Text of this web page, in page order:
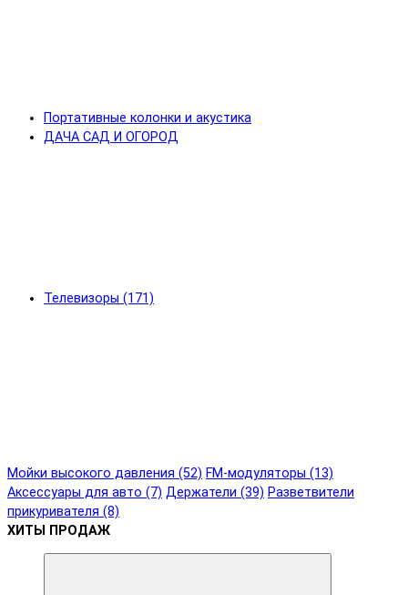
Портативные колонки и акустика
ДАЧА САД И ОГОРОД
Телевизоры (171)
Мойки высокого давления (52) FM-модуляторы (13)
Аксессуары для авто (7) Держатели (39) Разветвители
прикуривателя (8)
ХИТЫ ПРОДАЖ